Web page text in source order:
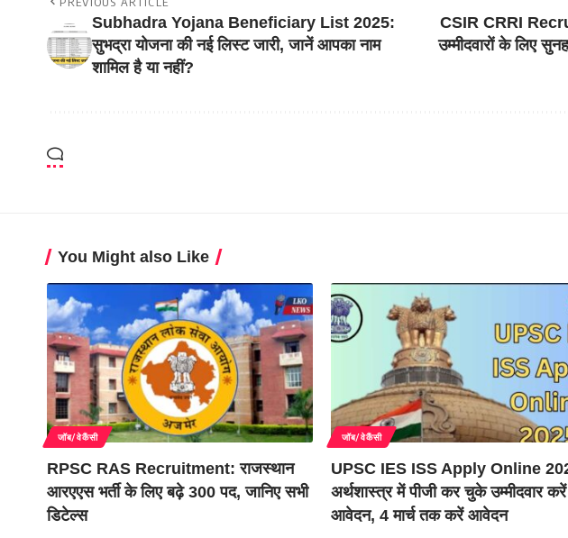
Subhadra Yojana Beneficiary List 2025:
सुभद्रा योजना की नई लिस्ट जारी, जानें आपका नाम
शामिल है या नहीं?
CSIR CRRI
उम्मीदवारों के लिए
You Might also Like
जॉब/वेकैंसी
RPSC RAS Recruitment: राजस्थान
आरएएस भर्ती के लिए बढ़े 300 पद, जानिए सभी
डिटेल्स
जॉब/वेकैंसी
UPSC IES ISS Apply Online
अर्थशास्त्र में पीजी कर चुके उम्मीदवार करें
आवेदन, 4 मार्च तक करें आवेदन